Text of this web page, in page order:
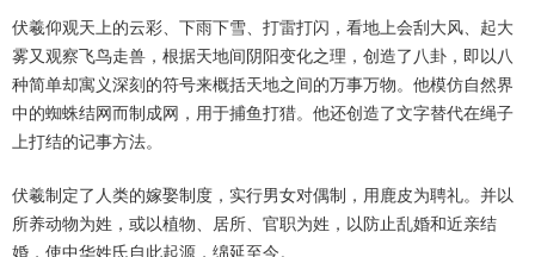
伏羲仰观天上的云彩、下雨下雪、打雷打闪，看地上会刮大风、起大
雾又观察飞鸟走兽，根据天地间阴阳变化之理，创造了八卦，即以八
种简单却寓义深刻的符号来概括天地之间的万事万物。他模仿自然界
中的蜘蛛结网而制成网，用于捕鱼打猎。他还创造了文字替代在绳子
上打结的记事方法。
伏羲制定了人类的嫁娶制度，实行男女对偶制，用鹿皮为聘礼。并以
所养动物为姓，或以植物、居所、官职为姓，以防止乱婚和近亲结
婚，使中华姓氏自此起源，绵延至今。